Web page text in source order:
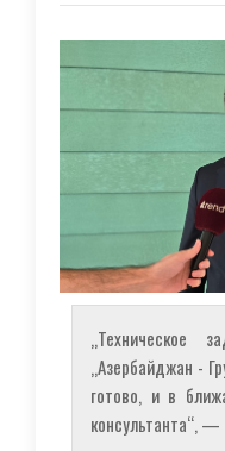
„Техническое
„Азербайджан -
готово, и в
консультанта“, —